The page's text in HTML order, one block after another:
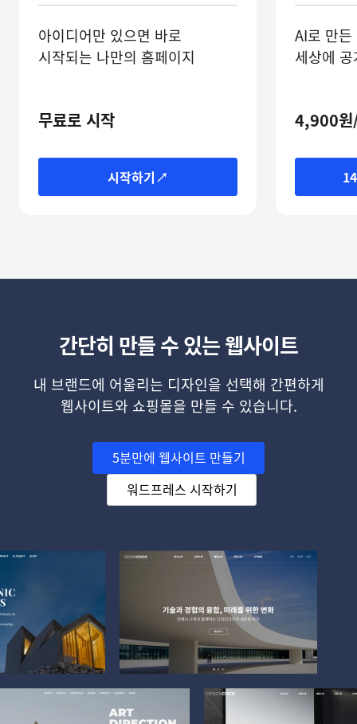
아이디어만 있으면 바로
시작되는 나만의 홈페이지
무료로 시작
시작하기↗
AI로 만
세상에
4,900
간단히 만들 수 있는 웹사이트
내 브랜드에 어울리는 디자인을 선택해 간편하게
웹사이트와 쇼핑몰을 만들 수 있습니다.
5분만에 웹사이트 만들기
워드프레스 시작하기